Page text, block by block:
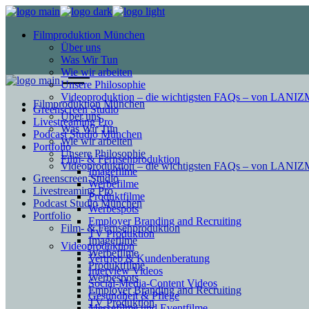
Filmproduktion München
Über uns
Was Wir Tun
Wie wir arbeiten
Unsere Philosophie
Videoproduktion – die wichtigsten FAQs – von
Greenscreen Studio
Livestreaming Pro
Podcast Studio München
Portfolio
Film- & Fernsehproduktion
Imagefilme
Werbefilme
Produktfilme
Werbespots
Employer Branding and Recruiting
TV Produktion
Videoproduktion
Vertrieb & Kundenberatung
Interview Videos
Social-Media-Content Videos
Gesundheit & Pflege
Filmproduktion München
Über uns
Was Wir Tun
Wie wir arbeiten
Unsere Philosophie
Videoproduktion – die wichtigsten FAQs – von
Greenscreen Studio
Livestreaming Pro
Podcast Studio München
Portfolio
Film- & Fernsehproduktion
Imagefilme
Werbefilme
Produktfilme
Werbespots
Employer Branding and Recruiting
TV Produktion